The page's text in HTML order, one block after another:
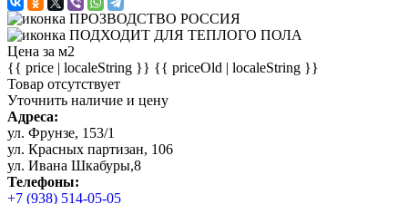
Цена за м2
{{ price | localeString }} {{ priceOld | localeString }}
Товар отсутствует
Уточнить наличие и цену
Адреса:
ул. Фрунзе, 153/1
ул. Красных партизан, 106
ул. Ивана Шкабуры,8
Телефоны:
+7 (938) 514-05-05